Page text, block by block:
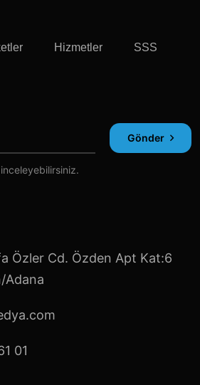
Hizmetler SSS
Gönder
Özler Cd. Özden Apt Kat:6
Adana
01